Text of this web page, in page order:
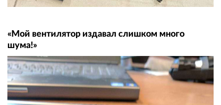
«Мой вентилятор издавал слишком много
шума!»